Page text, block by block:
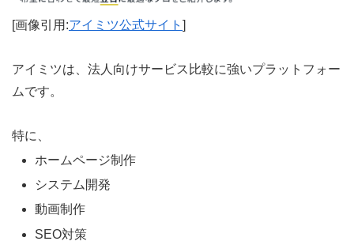
[画像引用:アイミツ公式サイト ]
アイミツは、法人向けサービス比較に強いプラットフォー
ムです。
特に、
ホームページ制作
システム開発
動画制作
SEO対策